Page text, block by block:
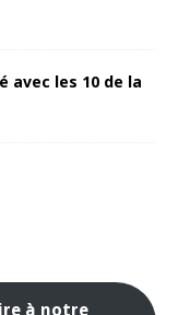
avec les 10 de la
à notre